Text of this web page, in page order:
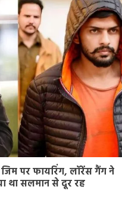
पर फायरिंग, लॉरेंस गैंग ने
था सलमान से दूर रह